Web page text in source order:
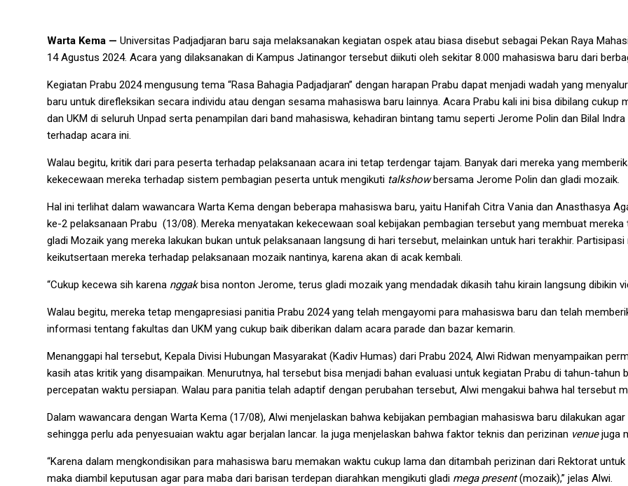
Warta Kema — Universitas Padjadjaran baru saja melaksanakan kegiatan ospek atau biasa disebut sebagai Pekan Raya
14 Agustus 2024. Acara yang dilaksanakan di Kampus Jatinangor tersebut diikuti oleh sekitar 8.000 mahasiswa baru dari
Kegiatan Prabu 2024 mengusung tema “Rasa Bahagia Padjadjaran” dengan harapan Prabu dapat menjadi wadah yang
baru untuk direfleksikan secara individu atau dengan sesama mahasiswa baru lainnya. Acara Prabu kali ini bisa dibilang
dan UKM di seluruh Unpad serta penampilan dari band mahasiswa, kehadiran bintang tamu seperti Jerome Polin dan Bilal
terhadap acara ini.
Walau begitu, kritik dari para peserta terhadap pelaksanaan acara ini tetap terdengar tajam. Banyak dari mereka yang
kekecewaan mereka terhadap sistem pembagian peserta untuk mengikuti talkshow bersama Jerome Polin dan gladi mozaik.
Hal ini terlihat dalam wawancara Warta Kema dengan beberapa mahasiswa baru, yaitu Hanifah Citra Vania dan Anasthasya
ke-2 pelaksanaan Prabu (13/08). Mereka menyatakan kekecewaan soal kebijakan pembagian tersebut yang membuat
gladi Mozaik yang mereka lakukan bukan untuk pelaksanaan langsung di hari tersebut, melainkan untuk hari terakhir.
keikutsertaan mereka terhadap pelaksanaan mozaik nantinya, karena akan di acak kembali.
“Cukup kecewa sih karena nggak bisa nonton Jerome, terus gladi mozaik yang mendadak dikasih tahu kirain langsung dibikin
Walau begitu, mereka tetap mengapresiasi panitia Prabu 2024 yang telah mengayomi para mahasiswa baru dan telah
informasi tentang fakultas dan UKM yang cukup baik diberikan dalam acara parade dan bazar kemarin.
Menanggapi hal tersebut, Kepala Divisi Hubungan Masyarakat (Kadiv Humas) dari Prabu 2024, Alwi Ridwan menyampaikan
kasih atas kritik yang disampaikan. Menurutnya, hal tersebut bisa menjadi bahan evaluasi untuk kegiatan Prabu di tahun-tahun
percepatan waktu persiapan. Walau para panitia telah adaptif dengan perubahan tersebut, Alwi mengakui bahwa hal tersebut
Dalam wawancara dengan Warta Kema (17/08), Alwi menjelaskan bahwa kebijakan pembagian mahasiswa baru dilakukan
sehingga perlu ada penyesuaian waktu agar berjalan lancar. Ia juga menjelaskan bahwa faktor teknis dan perizinan venuejuga
“Karena dalam mengkondisikan para mahasiswa baru memakan waktu cukup lama dan ditambah perizinan dari Rektorat
maka diambil keputusan agar para maba dari barisan terdepan diarahkan mengikuti gladi mega present(mozaik),” jelas Alwi.